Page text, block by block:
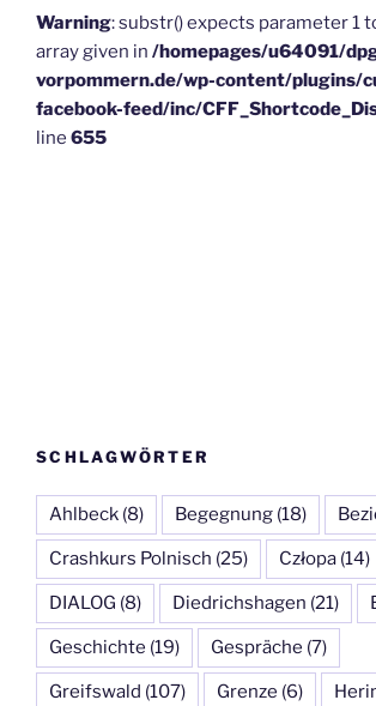
Warning: substr() expects parameter 1
array given in /homepages/u64091/
vorpommern.de/wp-content/plugins/
facebook-feed/inc/
line 655
SCHLAGWÖRTER
Ahlbeck (8) Begegnung (18)
Crashkurs Polnisch (25) Człopa (14)
DIALOG (8) Diedrichshagen (21)
Geschichte (19) Gespräche (7)
Greifswald (107) Grenze (6)